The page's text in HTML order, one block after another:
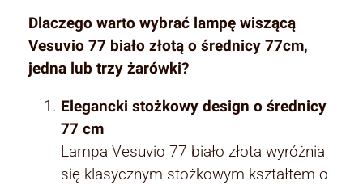
Dlaczego warto wybrać lampę wiszącą
Vesuvio 77 biało złotą o średnicy 77cm,
jedna lub trzy żarówki?
Elegancki stożkowy design o średnicy
77 cm
Lampa Vesuvio 77 biało złota wyróżnia
się klasycznym stożkowym kształtem o